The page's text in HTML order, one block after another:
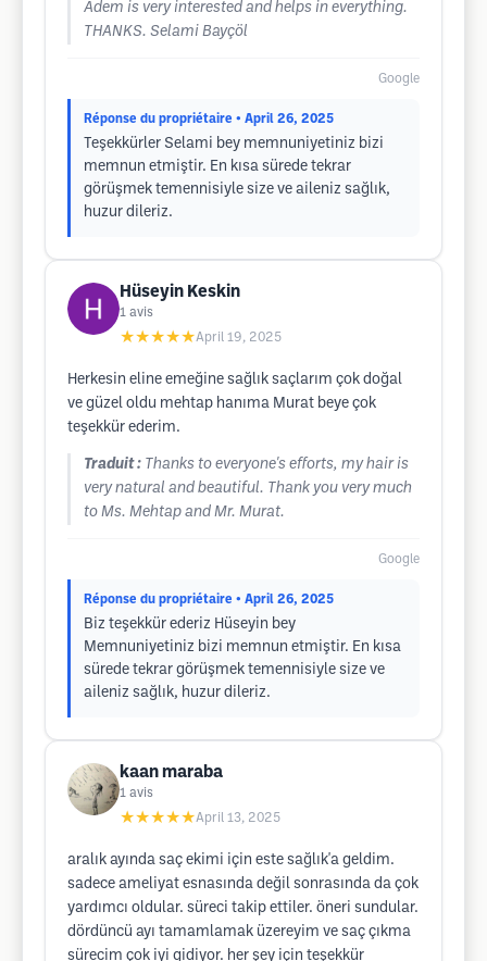
Adem is very interested and helps in everything.
THANKS. Selami Bayçöl
Google
Réponse du propriétaire • April 26, 2025
Teşekkürler Selami bey memnuniyetiniz bizi
memnun etmiştir. En kısa sürede tekrar
görüşmek temennisiyle size ve aileniz sağlık,
huzur dileriz.
Hüseyin Keskin
1 avis
★★★★★April 19, 2025
Herkesin eline emeğine sağlık saçlarım çok doğal
ve güzel oldu mehtap hanıma Murat beye çok
teşekkür ederim.
Traduit : Thanks to everyone's efforts, my hair is
very natural and beautiful. Thank you very much
to Ms. Mehtap and Mr. Murat.
Google
Réponse du propriétaire • April 26, 2025
Biz teşekkür ederiz Hüseyin bey
Memnuniyetiniz bizi memnun etmiştir. En kısa
sürede tekrar görüşmek temennisiyle size ve
aileniz sağlık, huzur dileriz.
kaan maraba
1 avis
★★★★★April 13, 2025
aralık ayında saç ekimi için este sağlık'a geldim.
sadece ameliyat esnasında değil sonrasında da çok
yardımcı oldular. süreci takip ettiler. öneri sundular.
dördüncü ayı tamamlamak üzereyim ve saç çıkma
sürecim çok iyi gidiyor. her şey için teşekkür